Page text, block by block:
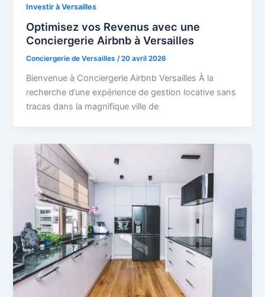
Investir à Versailles
Optimisez vos Revenus avec une
Conciergerie Airbnb à Versailles
Conciergerie de Versailles/20 avril 2026
Bienvenue à Conciergerie Airbnb Versailles À la
recherche d’une expérience de gestion locative sans
tracas dans la magnifique ville de